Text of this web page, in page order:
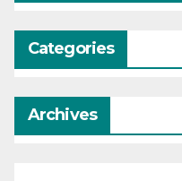
Categories
Archives